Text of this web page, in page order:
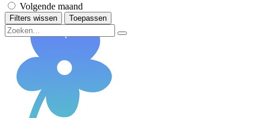
Volgende maand
Filters wissen Toepassen